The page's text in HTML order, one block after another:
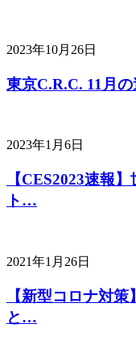
2023年10月26日
東京C.R.C. 11月
2023年1月6日
【CES2023速報
ト…
2021年1月26日
【新型コロナ対
と…